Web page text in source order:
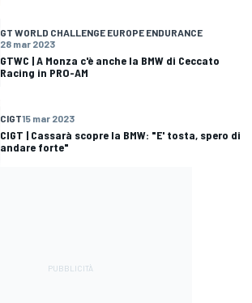
GT WORLD CHALLENGE EUROPE ENDURANCE
28 mar 2023
GTWC | A Monza c'è anche la BMW di Ceccato
Racing in PRO-AM
CIGT15 mar 2023
CIGT | Cassarà scopre la BMW: "E' tosta, spero di
andare forte"